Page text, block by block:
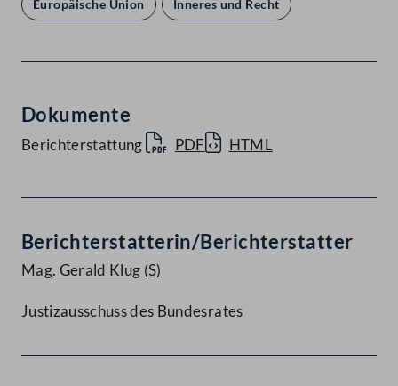
Europäische Union Inneres und Recht
Dokumente
Berichterstattung PDF HTML
Berichterstatterin/Berichterstatter
Mag. Gerald Klug (S)
Justizausschuss des Bundesrates